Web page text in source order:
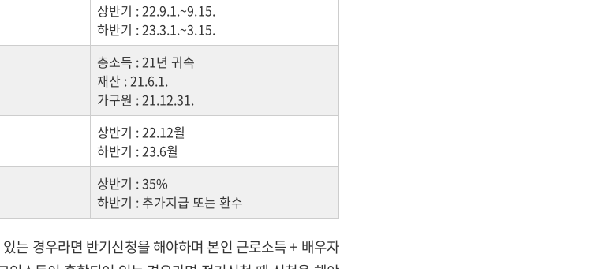
상반기 : 22.9.1.~9.15.
하반기 : 23.3.1.~3.15.
총소득 : 21년 귀속
재산 : 21.6.1.
가구원 : 21.12.31.
상반기 : 22.12월
하반기 : 23.6월
상반기 : 35%
하반기 : 추가지급 또는 환수
는 경우라면 반기신청을 해야하며 본인 근로소득 + 배우자